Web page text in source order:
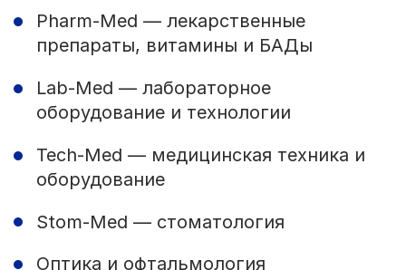
Pharm-Med — лекарственные
препараты, витамины и БАДы
Lab-Med — лабораторное
оборудование и технологии
Tech-Med — медицинская техника и
оборудование
Stom-Med — стоматология
Оптика и офтальмология